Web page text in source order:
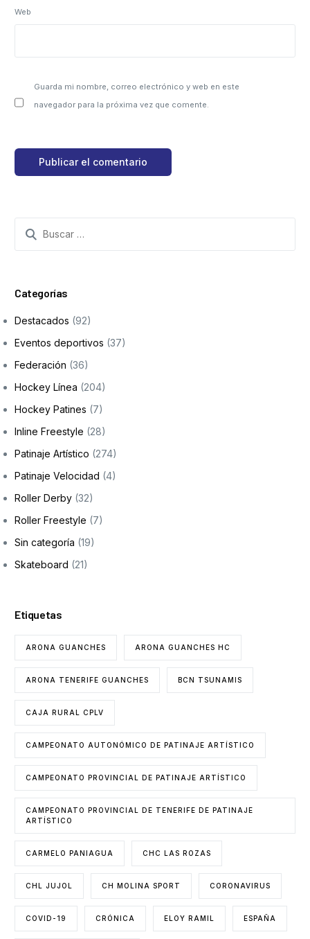
Web
Guarda mi nombre, correo electrónico y web en este
navegador para la próxima vez que comente.
Categorías
Destacados (92)
Eventos deportivos (37)
Federación (36)
Hockey Línea (204)
Hockey Patines (7)
Inline Freestyle (28)
Patinaje Artístico (274)
Patinaje Velocidad (4)
Roller Derby (32)
Roller Freestyle (7)
Sin categoría (19)
Skateboard (21)
Etiquetas
ARONA GUANCHES ARONA GUANCHES HC
ARONA TENERIFE GUANCHES BCN TSUNAMIS
CAJA RURAL CPLV
CAMPEONATO AUTONÓMICO DE PATINAJE ARTÍSTICO
CAMPEONATO PROVINCIAL DE PATINAJE ARTÍSTICO
CAMPEONATO PROVINCIAL DE TENERIFE DE PATINAJE
ARTÍSTICO
CARMELO PANIAGUA CHC LAS ROZAS
CHL JUJOL CH MOLINA SPORT CORONAVIRUS
COVID-19 CRÓNICA ELOY RAMIL ESPAÑA